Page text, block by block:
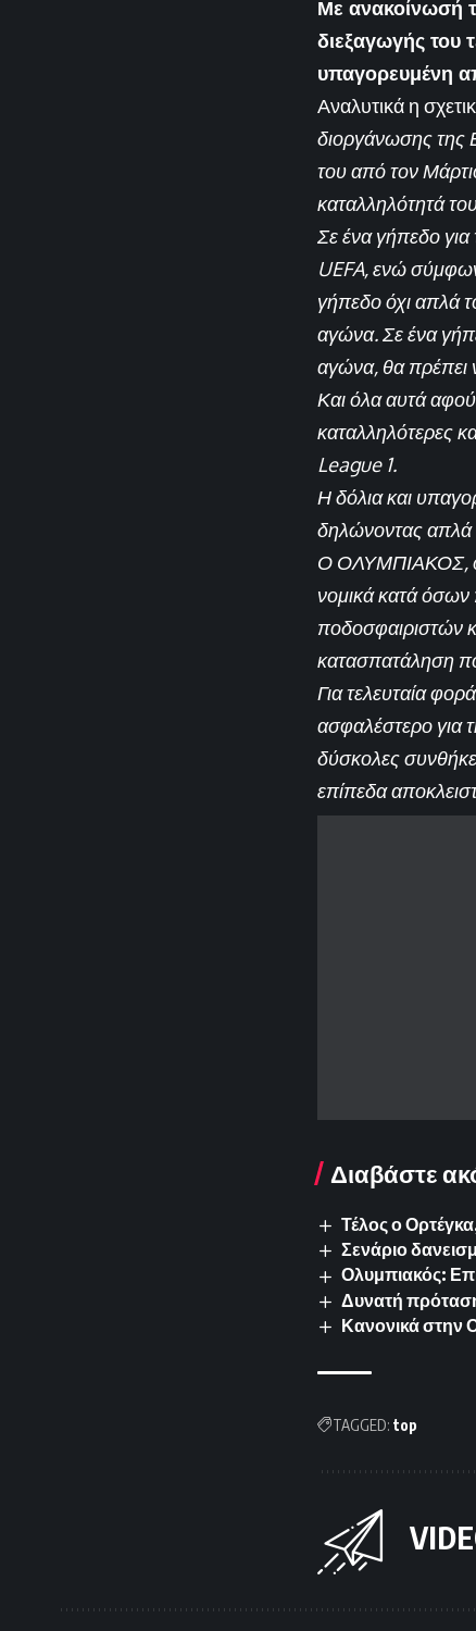
Με ανακοίνωσή
διεξαγωγής του
υπαγορευμένη
Αναλυτικά η
διοργάνωσης της
του από τον
καταλληλότητά
Σε ένα γήπεδο για
UEFA, ενώ
γήπεδο όχι απλά
αγώνα. Σε ένα
αγώνα, θα
Και όλα αυτά
καταλληλότερες
League 1.
Η δόλια και
δηλώνοντας απλά
Ο ΟΛΥΜΠΙΑΚΟΣ,
νομικά κατά όσων
ποδοσφαιριστών
κατασπατάληση
Για τελευταία
ασφαλέστερο για
δύσκολες
επίπεδα
Διαβάστε
Τέλος ο
Σενάριο
Ολυμπιακός:
Δυνατή
Κανονικά στην
TAGGED: top